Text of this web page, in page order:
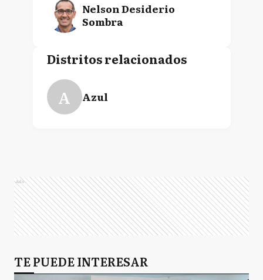
Nelson Desiderio
Sombra
Distritos relacionados
A Azul
Ads
TE PUEDE INTERESAR